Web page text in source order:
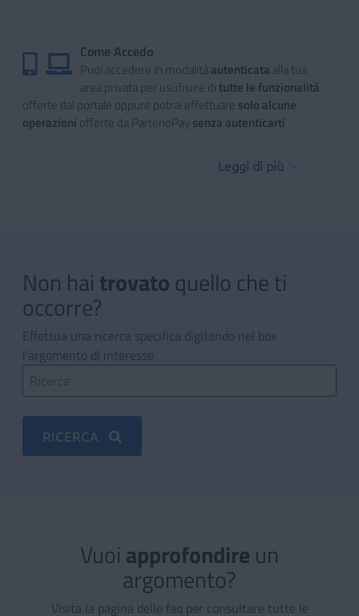
Come Accedo
Puoi accedere in modalitàautenticata alla tua
area privata per usufruire di tutte le funzionalità
offerte dal portale oppure potrai effettuare solo alcune
operazioni offerte da PartenoPay senza autenticarti .
Leggi di più
Non hai trovato quello che ti
occorre?
Effettua una ricerca specifica digitando nel box
l'argomento di interesse
RICERCA
Vuoi approfondire un
argomento?
Visita la pagina delle faq per consultare tutte le